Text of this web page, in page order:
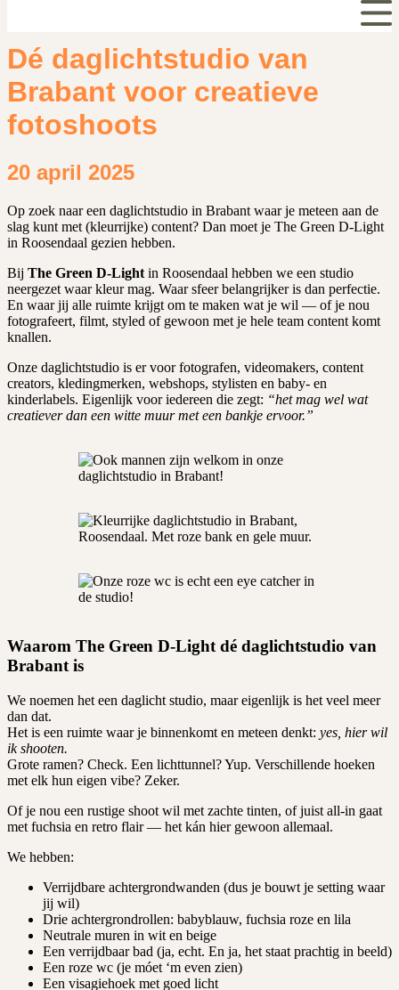
Dé daglichtstudio van
Brabant voor creatieve
fotoshoots
20 april 2025
Op zoek naar een daglichtstudio in Brabant waar je meteen aan de
slag kunt met (kleurrijke) content? Dan moet je The Green D-Light
in Roosendaal gezien hebben.
Bij The Green D-Light in Roosendaal hebben we een studio
neergezet waar kleur mag. Waar sfeer belangrijker is dan perfectie.
En waar jij alle ruimte krijgt om te maken wat je wil — of je nou
fotografeert, filmt, styled of gewoon met je hele team content komt
knallen.
Onze daglichtstudio is er voor fotografen, videomakers, content
creators, kledingmerken, webshops, stylisten en baby- en
kinderlabels. Eigenlijk voor iedereen die zegt: “het mag wel wat
creatiever dan een witte muur met een bankje ervoor.”
Waarom The Green D-Light dé daglichtstudio van
Brabant is
We noemen het een daglicht studio, maar eigenlijk is het veel meer
dan dat.
Het is een ruimte waar je binnenkomt en meteen denkt: yes, hier wil
ik shooten.
Grote ramen? Check. Een lichttunnel? Yup. Verschillende hoeken
met elk hun eigen vibe? Zeker.
Of je nou een rustige shoot wil met zachte tinten, of juist all-in gaat
met fuchsia en retro flair — het kán hier gewoon allemaal.
We hebben:
Verrijdbare achtergrondwanden (dus je bouwt je setting waar
jij wil)
Drie achtergrondrollen: babyblauw, fuchsia roze en lila
Neutrale muren in wit en beige
Een verrijdbaar bad (ja, echt. En ja, het staat prachtig in beeld)
Een roze wc (je móet ‘m even zien)
Een visagiehoek met goed licht